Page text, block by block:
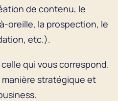
de contenu, le
oreille, la prospection, le
etc.).
qui vous correspond.
stratégique et